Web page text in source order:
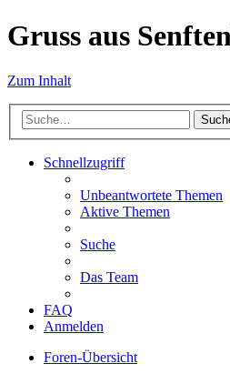
Gruss aus
Zum Inhalt
Schnellzugriff
Unbeantwortete Themen
Aktive Themen
Suche
Das Team
FAQ
Anmelden
Foren-Übersicht